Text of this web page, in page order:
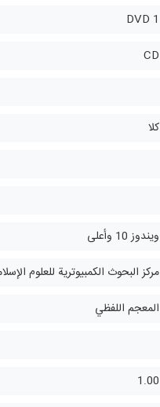
1 DVD
CD
كلا
ويندوز 10 وأعلی
مركز البحوث الكمبيوترية للعلوم
المعجم اللفظي
1.00